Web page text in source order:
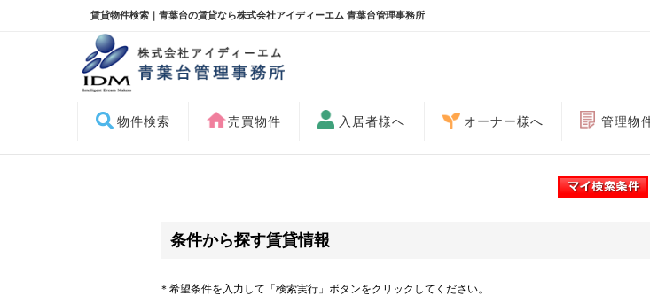
賃貸物件検索｜青葉台の賃貸なら株式会社アイディーエム 青葉台管理事務所
物件検索 売買物件 入居者様へ オーナー様へ 管理物
条件から探す賃貸情報
＊希望条件を入力して「検索実行」ボタンをクリックしてください。